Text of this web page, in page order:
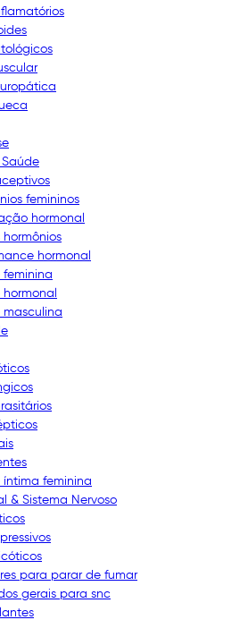
Saúde
femininos
hormonal
hormônios
hormonal
feminina
masculina
íntima feminina
& Sistema Nervoso
para parar de fumar
gerais para snc